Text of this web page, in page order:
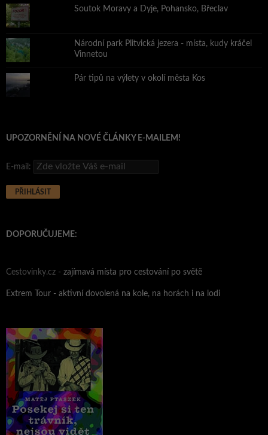
Soutok Moravy a Dyje, Pohansko, Břeclav
Národní park Plitvická jezera - místa, kudy kráčel
Vinnetou
Pár tipů na výlety v okolí města Kos
UPOZORNĚNÍ NA NOVÉ ČLÁNKY E-MAILEM!
E-mail:
DOPORUČUJEME:
Cestovinky.cz - zajímavá místa pro cestování po světě
Extrem Tour - aktivní dovolená na kole, na horách i na lodi